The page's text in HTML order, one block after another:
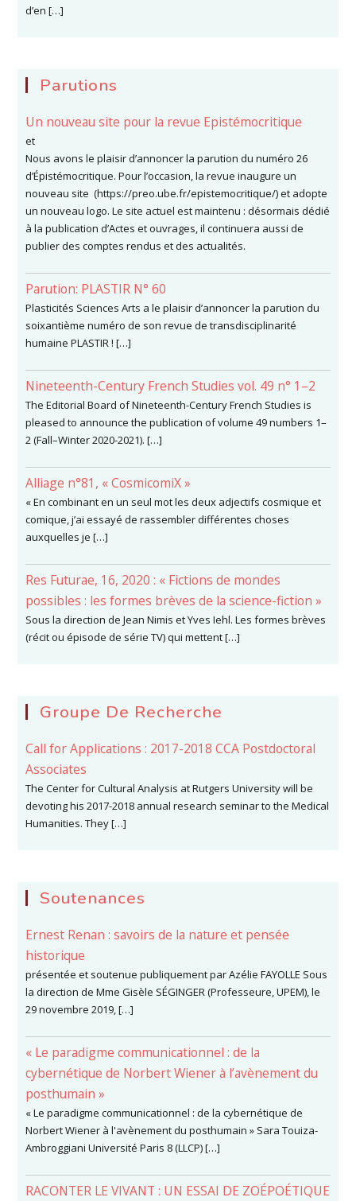
d’en […]
Parutions
Un nouveau site pour la revue Epistémocritique
et
Nous avons le plaisir d’annoncer la parution du numéro 26
d’Épistémocritique. Pour l’occasion, la revue inaugure un
nouveau site (https://preo.ube.fr/epistemocritique/) et adopte
un nouveau logo. Le site actuel est maintenu : désormais dédié
à la publication d’Actes et ouvrages, il continuera aussi de
publier des comptes rendus et des actualités.
Parution: PLASTIR N° 60
Plasticités Sciences Arts a le plaisir d’annoncer la parution du
soixantième numéro de son revue de transdisciplinarité
humaine PLASTIR ! […]
Nineteenth-Century French Studies vol. 49 n° 1–2
The Editorial Board of Nineteenth-Century French Studies is
pleased to announce the publication of volume 49 numbers 1–
2 (Fall–Winter 2020-2021). […]
Alliage n°81, « CosmicomiX »
« En combinant en un seul mot les deux adjectifs cosmique et
comique, j’ai essayé de rassembler différentes choses
auxquelles je […]
Res Futurae, 16, 2020 : « Fictions de mondes
possibles : les formes brèves de la science-fiction »
Sous la direction de Jean Nimis et Yves Iehl. Les formes brèves
(récit ou épisode de série TV) qui mettent […]
Groupe De Recherche
Call for Applications : 2017-2018 CCA Postdoctoral
Associates
The Center for Cultural Analysis at Rutgers University will be
devoting his 2017-2018 annual research seminar to the Medical
Humanities. They […]
Soutenances
Ernest Renan : savoirs de la nature et pensée
historique
présentée et soutenue publiquement par Azélie FAYOLLE Sous
la direction de Mme Gisèle SÉGINGER (Professeure, UPEM), le
29 novembre 2019, […]
« Le paradigme communicationnel : de la
cybernétique de Norbert Wiener à l’avènement du
posthumain »
« Le paradigme communicationnel : de la cybernétique de
Norbert Wiener à l'avènement du posthumain » Sara Touiza-
Ambroggiani Université Paris 8 (LLCP) […]
RACONTER LE VIVANT : UN ESSAI DE ZOÉPOÉTIQUE